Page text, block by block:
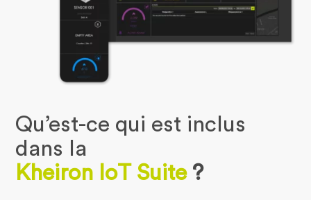
Qu’est-ce qui est inclus
dans la
Kheiron IoT Suite ?